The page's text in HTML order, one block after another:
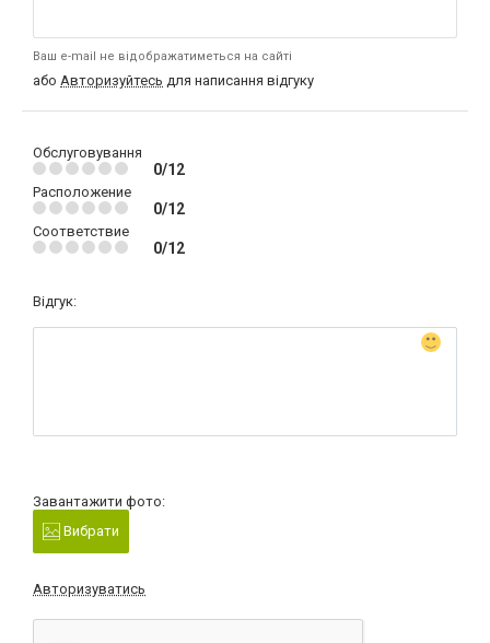
Ваш e-mail не відображатиметься на сайті
або Авторизуйтесь для написання відгуку
Обслуговування
0/12
Расположение
0/12
Соответствие
0/12
Відгук:
Завантажити фото:
Вибрати
Авторизуватись